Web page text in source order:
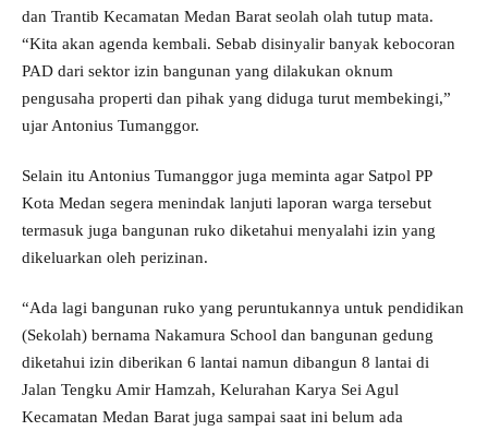
dan Trantib Kecamatan Medan Barat seolah olah tutup mata.
“Kita akan agenda kembali. Sebab disinyalir banyak kebocoran
PAD dari sektor izin bangunan yang dilakukan oknum
pengusaha properti dan pihak yang diduga turut membekingi,”
ujar Antonius Tumanggor.
Selain itu Antonius Tumanggor juga meminta agar Satpol PP
Kota Medan segera menindak lanjuti laporan warga tersebut
termasuk juga bangunan ruko diketahui menyalahi izin yang
dikeluarkan oleh perizinan.
“Ada lagi bangunan ruko yang peruntukannya untuk pendidikan
(Sekolah) bernama Nakamura School dan bangunan gedung
diketahui izin diberikan 6 lantai namun dibangun 8 lantai di
Jalan Tengku Amir Hamzah, Kelurahan Karya Sei Agul
Kecamatan Medan Barat juga sampai saat ini belum ada